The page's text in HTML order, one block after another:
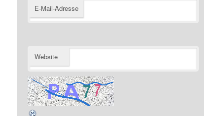
E-Mail-Adresse
Website